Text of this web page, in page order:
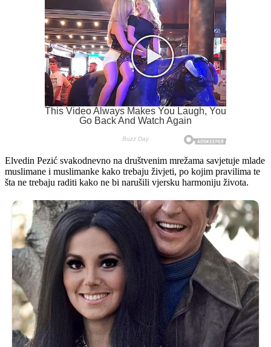
Elvedin Pezić svakodnevno na društvenim mrežama savjetuje mlade
muslimane i muslimanke kako trebaju živjeti, po kojim pravilima te
šta ne trebaju raditi kako ne bi narušili vjersku harmoniju života.